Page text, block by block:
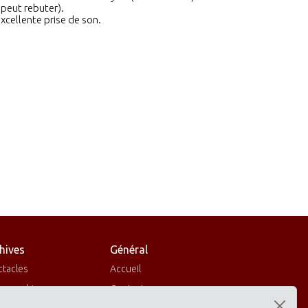
peut rebuter).
prise de son.
Général
Accueil
Contactez-nous